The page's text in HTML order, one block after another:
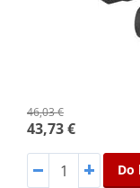
46,03 €
43,73 €
Do